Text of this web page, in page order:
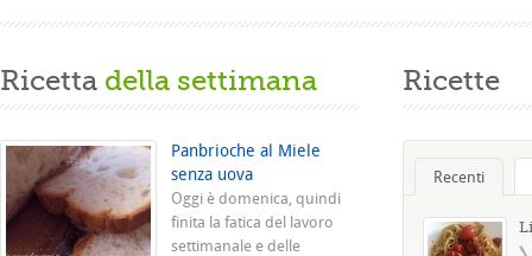
Ricetta della settimana
Panbrioche al Miele
senza uova
Oggi è domenica, quindi
finita la fatica del lavoro
settimanale e delle
Ricette
Recenti